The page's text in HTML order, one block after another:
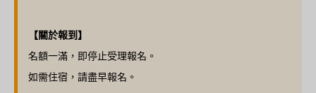
【關於報到】
名額一滿，即停止受理報名。
如需住宿，請盡早報名。